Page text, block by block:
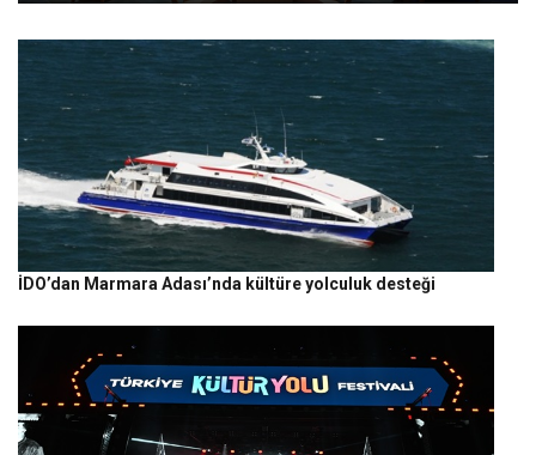
İDO’dan Marmara Adası’nda kültüre yolculuk desteği